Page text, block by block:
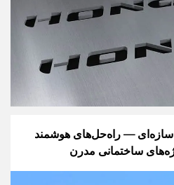
— راه‌حل‌های هوشمند
ساختمانی مدرن